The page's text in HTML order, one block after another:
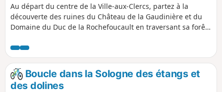
Au départ du centre de la Ville-aux-Clercs, partez à la
découverte des ruines du Château de la Gaudinière et du
Domaine du Duc de la Rochefoucault en traversant sa forêt.
vers le plan d'eau du village après avoir aperçu la Chapelle
Sainte-Radegonde.
Boucle dans la Sologne des étangs et
des dolines